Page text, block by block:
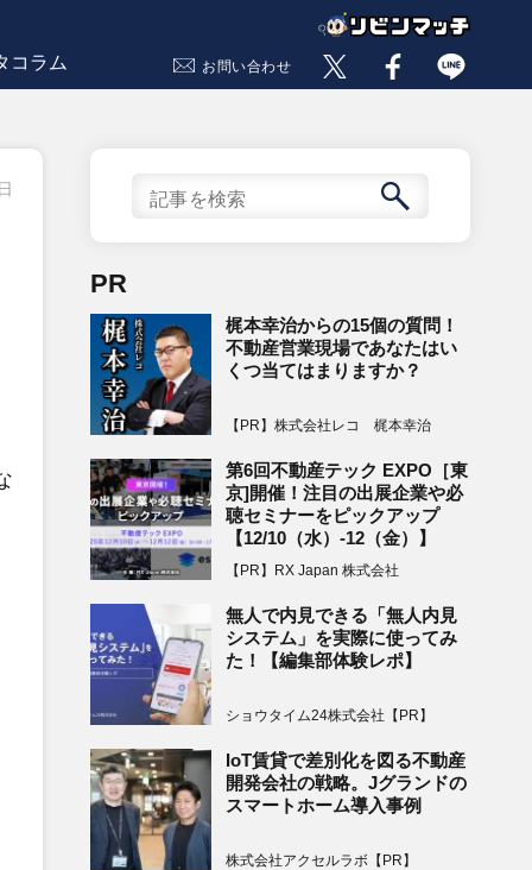
コラム お問い合わせ
PR
梶本幸治からの15個の質問！
不動産営業現場であなたはい
くつ当てはまりますか？
【PR】株式会社レコ 梶本幸治
第6回不動産テック EXPO［東
京]開催！注目の出展企業や必
聴セミナーをピックアップ
【12/10（水）-12（金）】
【PR】RX Japan 株式会社
無人で内見できる「無人内見
システム」を実際に使ってみ
た！【編集部体験レポ】
ショウタイム24株式会社【PR】
IoT賃貸で差別化を図る不動産
開発会社の戦略。Jグランドの
スマートホーム導入事例
株式会社アクセルラボ【PR】